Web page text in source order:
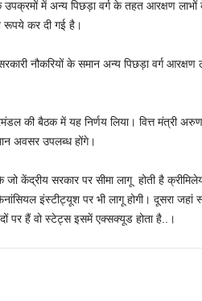
में अन्य पिछड़ा वर्ग के तहत आरक्षण लाभों
रूपये कर दी गई है।
नौकरियों के समान अन्य पिछड़ा वर्ग आरक्षण
की बैठक में यह निर्णय लिया। वित्त मंत्री
अवसर उपलब्ध होंगे।
केंद्रीय सरकार पर सीमा लागू होती है
इंस्टीट्यूश पर भी लागू होगी। दूसरा जहां
पर हैं वो स्टेट्स इसमें एक्सक्यूड होता है..।